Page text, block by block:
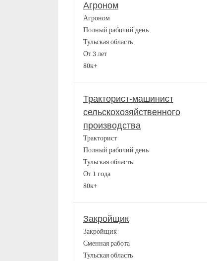
Агроном
Агроном
Полный рабочий день
Тульская область
От 3 лет
80к+
Тракторист-машинист
сельскохозяйственного
производства
Тракторист
Полный рабочий день
Тульская область
От 1 года
80к+
Закройщик
Закройщик
Сменная работа
Тульская область